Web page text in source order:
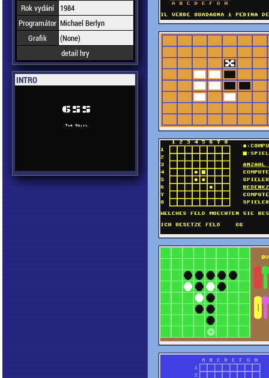
Rok vydání
1984
Programátor Michael Berlyn
Grafik
(None)
detail hry
INTRO